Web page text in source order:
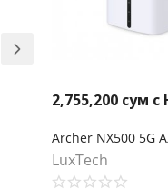
2,755,200 сум с
LuxTech